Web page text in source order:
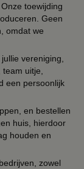
toewijding
Geen
omdat we
vereniging,
uitje,
een persoonlijk
en bestellen
huis, hierdoor
houden en
zowel